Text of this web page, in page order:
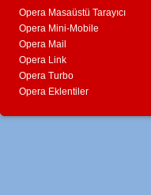
Opera Masaüstü Tarayıcı
Opera Mini-Mobile
Opera Mail
Opera Link
Opera Turbo
Opera Eklentiler